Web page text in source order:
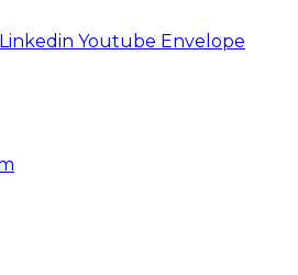
Linkedin Youtube Envelope